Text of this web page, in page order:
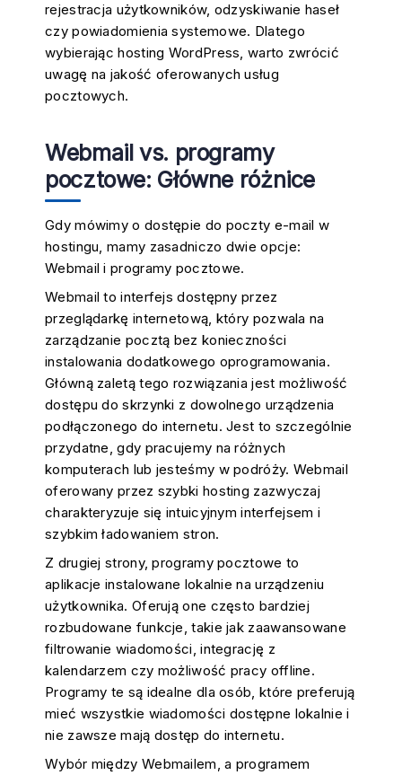
rejestracja użytkowników, odzyskiwanie haseł
czy powiadomienia systemowe. Dlatego
wybierając hosting WordPress, warto zwrócić
uwagę na jakość oferowanych usług
pocztowych.
Webmail vs. programy
pocztowe: Główne różnice
Gdy mówimy o dostępie do poczty e-mail w
hostingu, mamy zasadniczo dwie opcje:
Webmail i programy pocztowe.
Webmail to interfejs dostępny przez
przeglądarkę internetową, który pozwala na
zarządzanie pocztą bez konieczności
instalowania dodatkowego oprogramowania.
Główną zaletą tego rozwiązania jest możliwość
dostępu do skrzynki z dowolnego urządzenia
podłączonego do internetu. Jest to szczególnie
przydatne, gdy pracujemy na różnych
komputerach lub jesteśmy w podróży. Webmail
oferowany przez szybki hosting zazwyczaj
charakteryzuje się intuicyjnym interfejsem i
szybkim ładowaniem stron.
Z drugiej strony, programy pocztowe to
aplikacje instalowane lokalnie na urządzeniu
użytkownika. Oferują one często bardziej
rozbudowane funkcje, takie jak zaawansowane
filtrowanie wiadomości, integrację z
kalendarzem czy możliwość pracy offline.
Programy te są idealne dla osób, które preferują
mieć wszystkie wiadomości dostępne lokalnie i
nie zawsze mają dostęp do internetu.
Wybór między Webmailem, a programem